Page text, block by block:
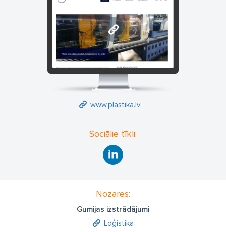
www.plastika.lv
www.plastika.lv
Sociālie tīkli:
Nozares:
Gumijas izstrādājumi
Loģistika